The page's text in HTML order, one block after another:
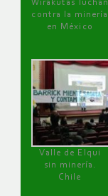
Wirakutas luchan
contra la minería
en México
Valle de Elqui
sin minería.
Chile